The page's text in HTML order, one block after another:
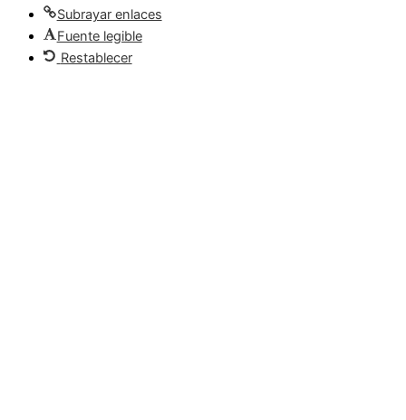
Subrayar enlaces
Fuente legible
Restablecer